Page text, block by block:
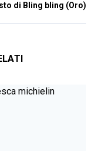
di Bling bling (Oro)